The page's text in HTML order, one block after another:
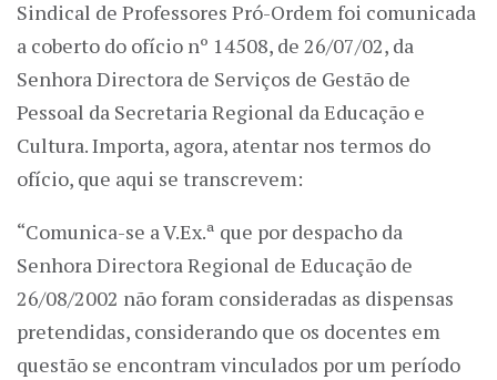
Sindical de Professores Pró-Ordem foi comunicada
a coberto do ofício nº 14508, de 26/07/02, da
Senhora Directora de Serviços de Gestão de
Pessoal da Secretaria Regional da Educação e
Cultura. Importa, agora, atentar nos termos do
ofício, que aqui se transcrevem:
“Comunica-se a V.Ex.ª que por despacho da
Senhora Directora Regional de Educação de
26/08/2002 não foram consideradas as dispensas
pretendidas, considerando que os docentes em
questão se encontram vinculados por um período